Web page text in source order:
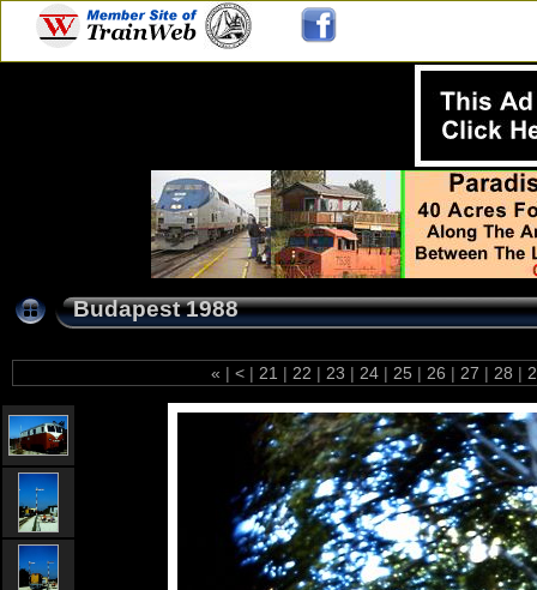
Budapest 1988
« | < | 21 | 22 | 23 | 24 | 25 | 26 | 27 | 28 |